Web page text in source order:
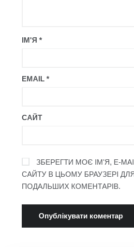
ІМ'Я *
EMAIL *
САЙТ
ЗБЕРЕГТИ МОЄ ІМ'Я, E-
САЙТУ В ЦЬОМУ БРАУЗЕРІ
ПОДАЛЬШИХ КОМЕНТАРІВ.